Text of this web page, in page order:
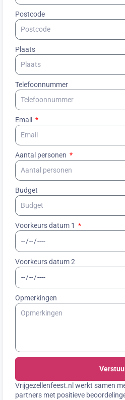
Postcode
Plaats
Telefoonnummer
Email
Aantal personen
Budget
Voorkeurs datum 1
Voorkeurs datum 2
Opmerkingen
Vrijgezellenfeest.nl werkt samen
partners met positieve